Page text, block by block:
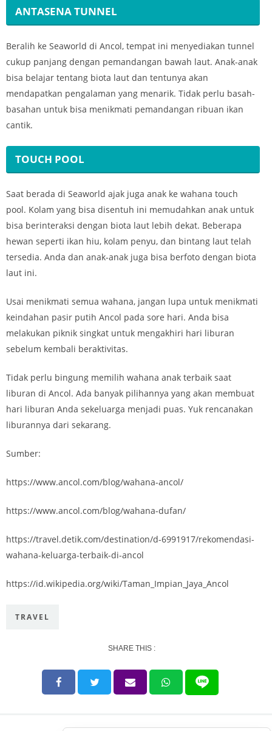
ANTASENA TUNNEL
Beralih ke Seaworld di Ancol, tempat ini menyediakan tunnel
cukup panjang dengan pemandangan bawah laut. Anak-anak
bisa belajar tentang biota laut dan tentunya akan
mendapatkan pengalaman yang menarik. Tidak perlu basah-
basahan untuk bisa menikmati pemandangan ribuan ikan
cantik.
TOUCH POOL
Saat berada di Seaworld ajak juga anak ke wahana touch
pool. Kolam yang bisa disentuh ini memudahkan anak untuk
bisa berinteraksi dengan biota laut lebih dekat. Beberapa
hewan seperti ikan hiu, kolam penyu, dan bintang laut telah
tersedia. Anda dan anak-anak juga bisa berfoto dengan biota
laut ini.
Usai menikmati semua wahana, jangan lupa untuk menikmati
keindahan pasir putih Ancol pada sore hari. Anda bisa
melakukan piknik singkat untuk mengakhiri hari liburan
sebelum kembali beraktivitas.
Tidak perlu bingung memilih wahana anak terbaik saat
liburan di Ancol. Ada banyak pilihannya yang akan membuat
hari liburan Anda sekeluarga menjadi puas. Yuk rencanakan
liburannya dari sekarang.
Sumber:
https://www.ancol.com/blog/wahana-ancol/
https://www.ancol.com/blog/wahana-dufan/
https://travel.detik.com/destination/d-6991917/rekomendasi-
wahana-keluarga-terbaik-di-ancol
https://id.wikipedia.org/wiki/Taman_Impian_Jaya_Ancol
TRAVEL
SHARE THIS :